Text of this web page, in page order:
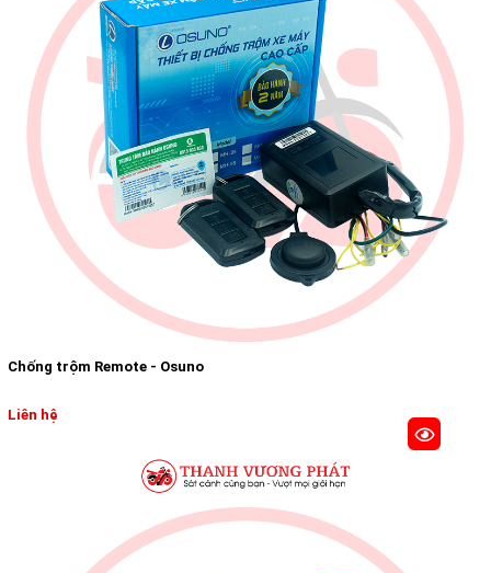
Chống trộm Remote - Osuno
Liên hệ